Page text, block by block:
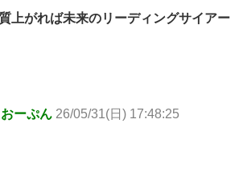
上がれば未来のリーディングサイアー
ーぷん 26/05/31(日) 17:48:25